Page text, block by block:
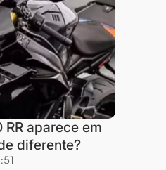
RR aparece em
diferente?